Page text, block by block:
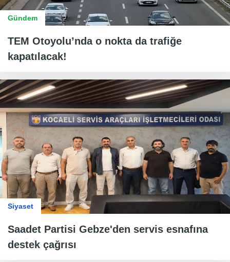
Gündem
TEM Otoyolu’nda o nokta da trafiğe
kapatılacak!
Siyaset
Saadet Partisi Gebze'den servis esnafına
destek çağrısı